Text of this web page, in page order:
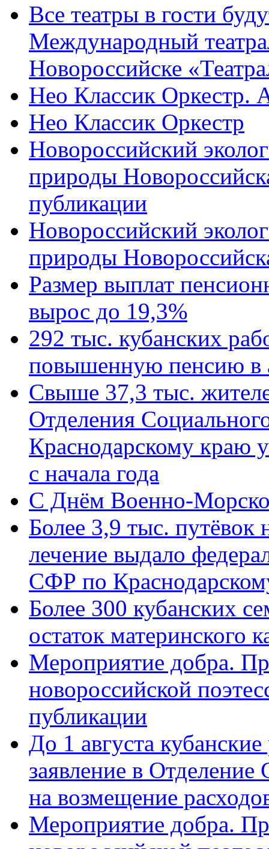
Все театры в гости
Международный
Новороссийске
Нео Классик Оркестр.
Нео Классик Оркестр
Новороссийский
природы
публикации
Новороссийский
природы
Размер выплат
вырос до 19,3%
292 тыс. кубанских
повышенную пенсию в
Свыше 37,3 тыс.
Отделения
Краснодарскому краю
с начала года
C Днём Военно-
Более 3,9 тыс. путёвок
лечение выдало
СФР по
Более 300 кубанских
остаток материнского
Мероприятие добра.
новороссийской
публикации
До 1 августа
заявление в
на возмещение
Мероприятие добра.